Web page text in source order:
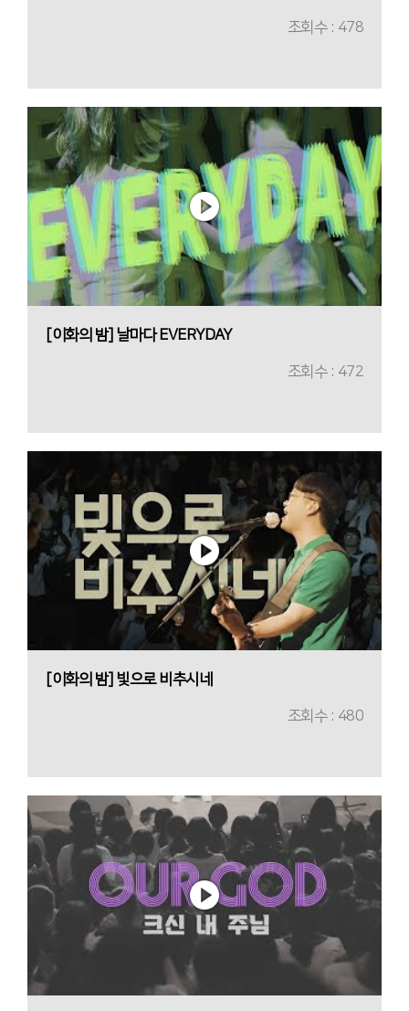
조회수 : 478
[이화의 밤] 날마다 EVERYDAY
조회수 : 472
[이화의 밤] 빛으로 비추시네
조회수 : 480